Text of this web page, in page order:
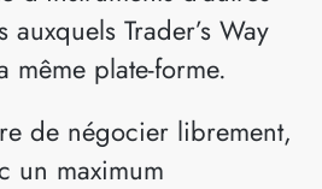
Trader’s Way
même plate-forme.
de négocier librement,
un maximum